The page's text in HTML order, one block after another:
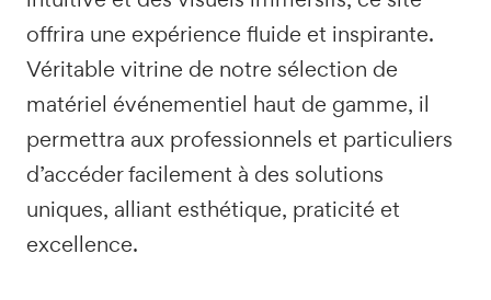
offrira une expérience fluide et inspirante.
Véritable vitrine de notre sélection de
matériel événementiel haut de gamme, il
permettra aux professionnels et particuliers
d’accéder facilement à des solutions
uniques, alliant esthétique, praticité et
excellence.